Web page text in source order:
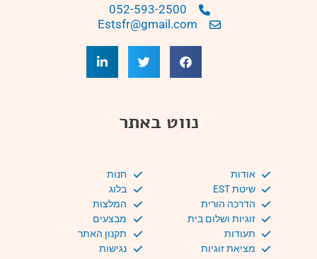
052-593-2500
Estsfr@gmail.com
נווט באתר
אודות
שיטת EST
הדרכה הורית
זוגיות ושלום בית
תעודות
מציאת זוגיות
חנות
בלוג
המלצות
מבצעים
תקנון האתר
נגישות